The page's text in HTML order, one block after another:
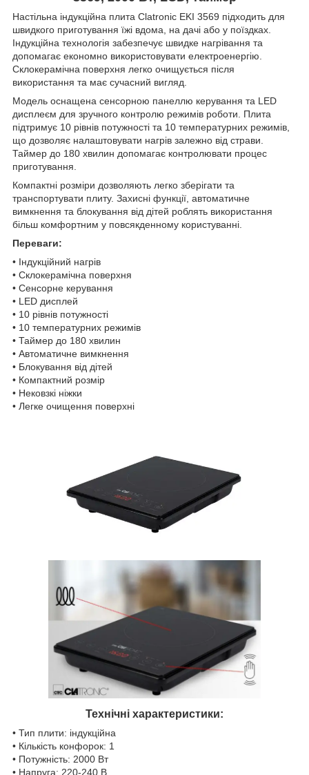
Настільна індукційна плита Clatronic EKI 3569 підходить для
швидкого приготування їжі вдома, на дачі або у поїздках.
Індукційна технологія забезпечує швидке нагрівання та
допомагає економно використовувати електроенергію.
Склокерамічна поверхня легко очищується після
використання та має сучасний вигляд.
Модель оснащена сенсорною панеллю керування та LED
дисплеєм для зручного контролю режимів роботи. Плита
підтримує 10 рівнів потужності та 10 температурних режимів,
що дозволяє налаштовувати нагрів залежно від страви.
Таймер до 180 хвилин допомагає контролювати процес
приготування.
Компактні розміри дозволяють легко зберігати та
транспортувати плиту. Захисні функції, автоматичне
вимкнення та блокування від дітей роблять використання
більш комфортним у повсякденному користуванні.
Переваги:
• Індукційний нагрів
• Склокерамічна поверхня
• Сенсорне керування
• LED дисплей
• 10 рівнів потужності
• 10 температурних режимів
• Таймер до 180 хвилин
• Автоматичне вимкнення
• Блокування від дітей
• Компактний розмір
• Нековзкі ніжки
• Легке очищення поверхні
Технічні характеристики:
• Тип плити: індукційна
• Кількість конфорок: 1
• Потужність: 2000 Вт
• Напруга: 220-240 В